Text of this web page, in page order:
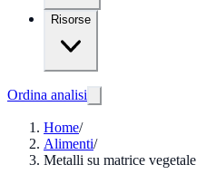
Risorse
Ordina analisi
Home/
Alimenti/
Metalli su matrice vegetale